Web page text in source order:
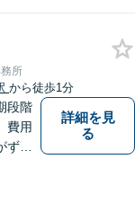
所
から徒歩1分
段階
費用
っ
詳細を見
る